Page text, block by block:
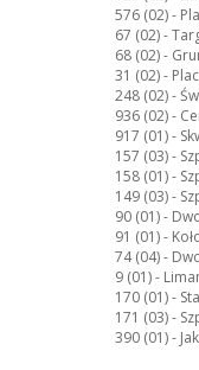
576 (02) -
67 (02) -
68 (02) -
31 (02) -
248 (02) -
936 (02) -
917 (01) -
157 (03) -
158 (01) -
149 (03) -
90 (01) -
91 (01) -
74 (04) -
9 (01) -
170 (01) -
171 (03) -
390 (01) -